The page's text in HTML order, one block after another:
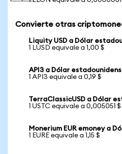
Convierte otras
Liquity USD a Dólar
1 LUSD equivale a 1,00 $
API3 a Dólar
1 API3 equivale a 0,19 $
TerraClassicUSD a Dólar
1 USTC equivale a 0,005051 $
Monerium EUR emoney a
1 EURE equivale a 1,15 $